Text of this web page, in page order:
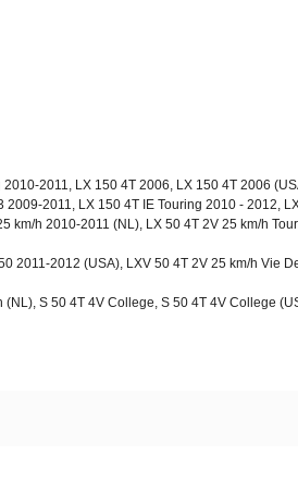
2011, LX 150 4T 2006, LX 150 4T 2006
2011, LX 150 4T IE Touring 2010 - 2012,
km/h 2010-2011 (NL), LX 50 4T 2V 25 km/h
2011-2012 (USA), LXV 50 4T 2V 25 km/h Vie
S 50 4T 4V College, S 50 4T 4V College